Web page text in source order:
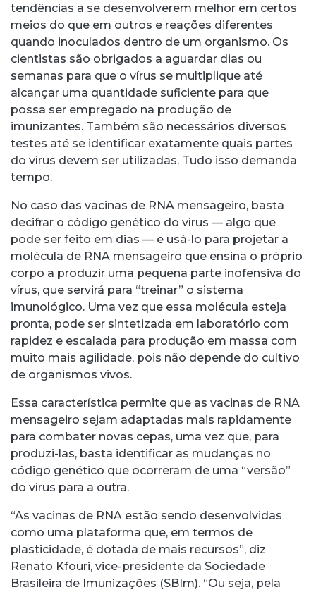
tendências a se desenvolverem melhor em certos
meios do que em outros e reações diferentes
quando inoculados dentro de um organismo. Os
cientistas são obrigados a aguardar dias ou
semanas para que o vírus se multiplique até
alcançar uma quantidade suficiente para que
possa ser empregado na produção de
imunizantes. Também são necessários diversos
testes até se identificar exatamente quais partes
do vírus devem ser utilizadas. Tudo isso demanda
tempo.
No caso das vacinas de RNA mensageiro, basta
decifrar o código genético do vírus — algo que
pode ser feito em dias — e usá-lo para projetar a
molécula de RNA mensageiro que ensina o próprio
corpo a produzir uma pequena parte inofensiva do
vírus, que servirá para “treinar” o sistema
imunológico. Uma vez que essa molécula esteja
pronta, pode ser sintetizada em laboratório com
rapidez e escalada para produção em massa com
muito mais agilidade, pois não depende do cultivo
de organismos vivos.
Essa característica permite que as vacinas de RNA
mensageiro sejam adaptadas mais rapidamente
para combater novas cepas, uma vez que, para
produzi-las, basta identificar as mudanças no
código genético que ocorreram de uma “versão”
do vírus para a outra.
“As vacinas de RNA estão sendo desenvolvidas
como uma plataforma que, em termos de
plasticidade, é dotada de mais recursos”, diz
Renato Kfouri, vice-presidente da Sociedade
Brasileira de Imunizações (SBIm). “Ou seja, pela